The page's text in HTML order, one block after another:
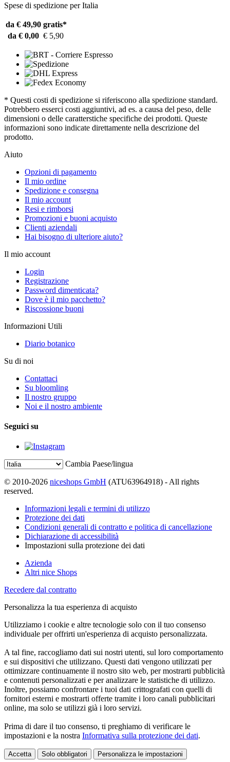
Spese di spedizione per Italia
da € 49,90 gratis*
da € 0,00 € 5,90
* Questi costi di spedizione si riferiscono alla spedizione standard.
Potrebbero esserci costi aggiuntivi, ad es. a causa del peso, delle
dimensioni o delle caratterstiche specifiche dei prodotti. Queste
informazioni sono indicate direttamente nella descrizione del
prodotto.
Aiuto
Opzioni di pagamento
Il mio ordine
Spedizione e consegna
Il mio account
Resi e rimborsi
Promozioni e buoni acquisto
Clienti aziendali
Hai bisogno di ulteriore aiuto?
Il mio account
Login
Registrazione
Password dimenticata?
Dove è il mio pacchetto?
Riscossione buoni
Informazioni Utili
Diario botanico
Su di noi
Contattaci
Su bloomling
Il nostro gruppo
Noi e il nostro ambiente
Seguici su
Cambia Paese/lingua
© 2010-2026 niceshops GmbH (ATU63964918) - All rights
reserved.
Informazioni legali e termini di utilizzo
Protezione dei dati
Condizioni generali di contratto e politica di cancellazione
Dichiarazione di accessibilità
Impostazioni sulla protezione dei dati
Azienda
Altri nice Shops
Recedere dal contratto
Personalizza la tua esperienza di acquisto
Utilizziamo i cookie e altre tecnologie solo con il tuo consenso
individuale per offrirti un'esperienza di acquisto personalizzata.
A tal fine, raccogliamo dati sui nostri utenti, sul loro comportamento
e sui dispositivi che utilizzano. Questi dati vengono utilizzati per
ottimizzare continuamente il nostro sito web, per mostrarti pubblicità
e contenuti personalizzati e per analizzare le statistiche di utilizzo.
Inoltre, possiamo confrontare i tuoi dati crittografati con quelli di
fornitori esterni e mostrarti offerte tramite i loro canali pubblicitari
online, ma solo se utilizzi già i loro servizi.
Prima di dare il tuo consenso, ti preghiamo di verificare le
impostazioni e la nostra Informativa sulla protezione dei dati.
Accetta Solo obbligatori Personalizza le impostazioni